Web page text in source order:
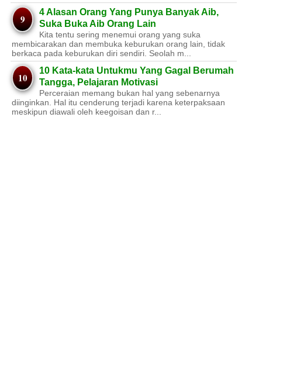
4 Alasan Orang Yang Punya Banyak Aib,
Suka Buka Aib Orang Lain
Kita tentu sering menemui orang yang suka
membicarakan dan membuka keburukan orang lain, tidak
berkaca pada keburukan diri sendiri. Seolah m...
10 Kata-kata Untukmu Yang Gagal Berumah
Tangga, Pelajaran Motivasi
Perceraian memang bukan hal yang sebenarnya
diinginkan. Hal itu cenderung terjadi karena keterpaksaan
meskipun diawali oleh keegoisan dan r...